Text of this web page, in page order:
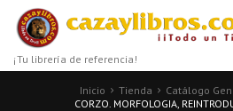
¡Tu librería de referencia!
Inicio Tienda
Catálogo
CORZO. MORFOLOGIA,